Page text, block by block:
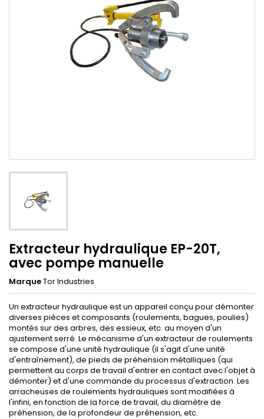
Extracteur hydraulique EP-20T,
avec pompe manuelle
MarqueTor Industries
Un extracteur hydraulique est un appareil conçu pour démonter
diverses pièces et composants (roulements, bagues, poulies)
montés sur des arbres, des essieux, etc. au moyen d'un
ajustement serré. Le mécanisme d'un extracteur de roulements
se compose d'une unité hydraulique (il s'agit d'une unité
d'entraînement), de pieds de préhension métalliques (qui
permettent au corps de travail d'entrer en contact avec l'objet à
démonter) et d'une commande du processus d'extraction. Les
arracheuses de roulements hydrauliques sont modifiées à
l'infini, en fonction de la force de travail, du diamètre de
préhension, de la profondeur de préhension, etc.